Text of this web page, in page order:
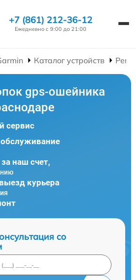
+7 (861) 212-36-12
Ежедневно с 9:00 до 21:00
Каталог устройств
gps-ошейника
сервис
наш счет,
курьера
со